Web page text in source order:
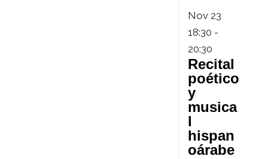
Nov 23
18:30 -
20:30
Recital
poético
y
musica
l
hispan
oárabe